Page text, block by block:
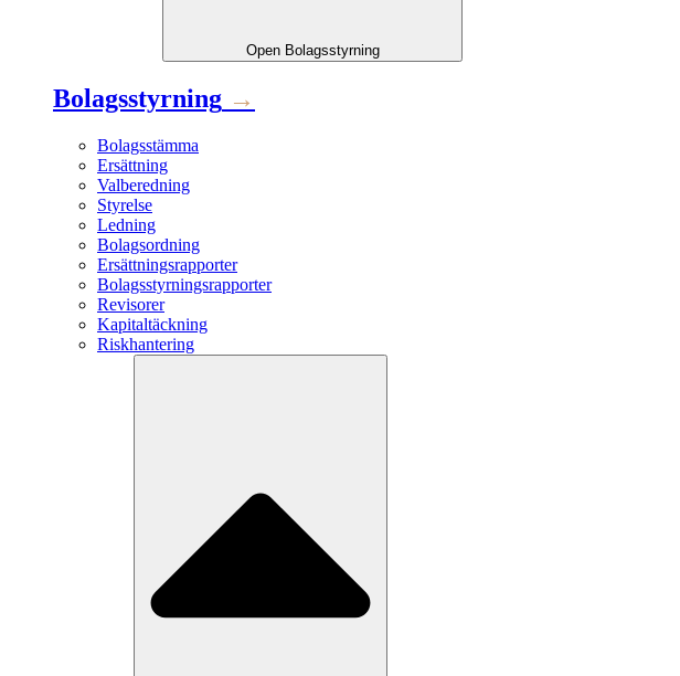
Open Bolagsstyrning
Bolagsstyrning →
Bolagsstämma
Ersättning
Valberedning
Styrelse
Ledning
Bolagsordning
Ersättningsrapporter
Bolagsstyrningsrapporter
Revisorer
Kapitaltäckning
Riskhantering